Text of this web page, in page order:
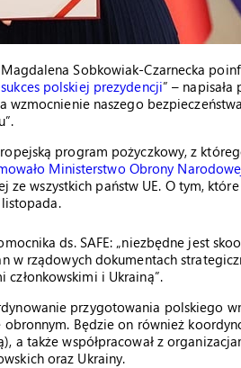
Sobkowiak-Czarnecka
polskiej prezydencji” – napisała
wzmocnienie naszego
program pożyczkowy, z
Ministerstwo Obrony
wszystkich państw UE. O tym,
ds. SAFE: „niezbędne jest
rządowych dokumentach
i Ukrainą”.
przygotowania polskiego
Będzie on również
a także współpracował z
oraz Ukrainy.